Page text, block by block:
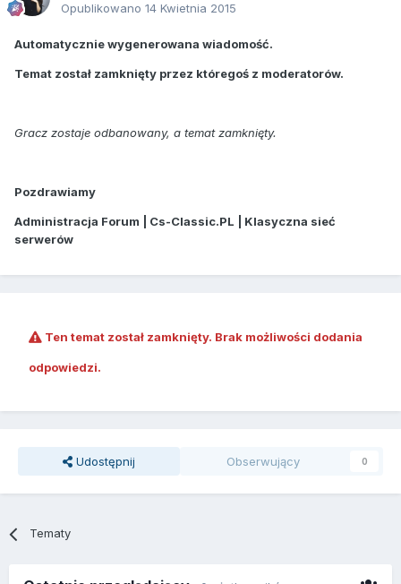
Opublikowano 14 Kwietnia 2015
Automatycznie wygenerowana wiadomość.
Temat został zamknięty przez któregoś z moderatorów.
Gracz zostaje odbanowany, a temat zamknięty.
Pozdrawiamy
Administracja Forum | Cs-Classic.PL | Klasyczna sieć
serwerów
Ten temat został zamknięty. Brak możliwości dodania
odpowiedzi.
Udostępnij Obserwujący 0
Tematy